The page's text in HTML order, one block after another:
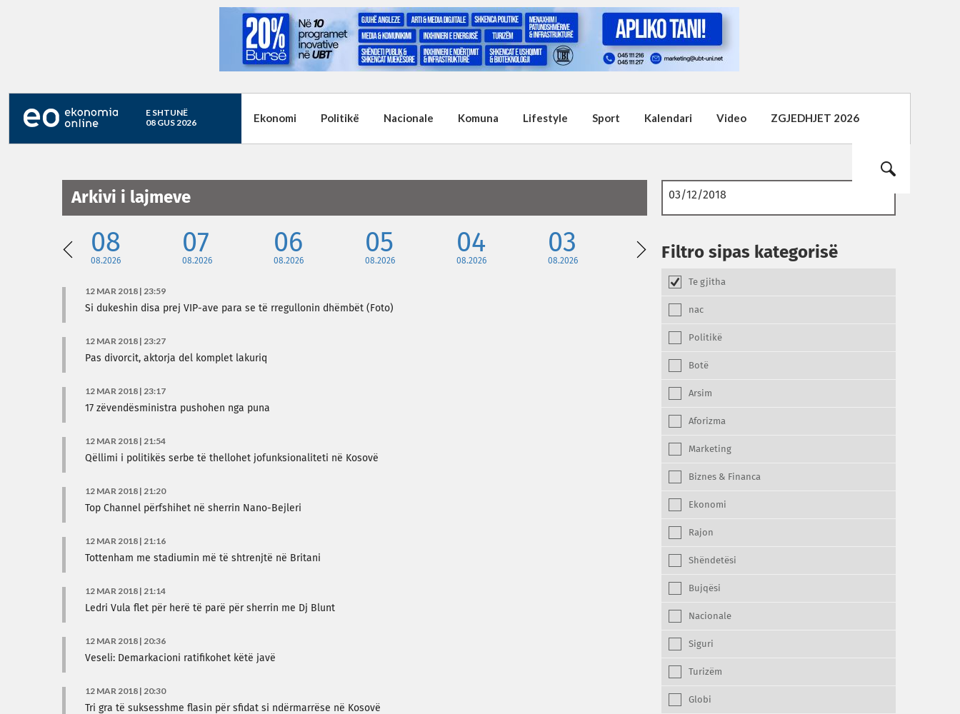
E SHTUNË
08 GUS 2026
Ekonomi Politikë Nacionale Komuna Lifestyle Sport Kalendari Video ZGJEDHJET 2026
Arkivi i lajmeve
08
08.2026
07
08.2026
06
08.2026
05
08.2026
04
08.2026
03
08.2026
02 01
12 MAR 2018 | 23:59
Si dukeshin disa prej VIP-ave para se të rregullonin dhëmbët (Foto)
12 MAR 2018 | 23:27
Pas divorcit, aktorja del komplet lakuriq
12 MAR 2018 | 23:17
17 zëvendësministra pushohen nga puna
12 MAR 2018 | 21:54
Qëllimi i politikës serbe të thellohet jofunksionaliteti në Kosovë
12 MAR 2018 | 21:20
Top Channel përfshihet në sherrin Nano-Bejleri
12 MAR 2018 | 21:16
Tottenham me stadiumin më të shtrenjtë në Britani
12 MAR 2018 | 21:14
Ledri Vula flet për herë të parë për sherrin me Dj Blunt
12 MAR 2018 | 20:36
Veseli: Demarkacioni ratifikohet këtë javë
12 MAR 2018 | 20:30
Tri gra të suksesshme flasin për sfidat si ndërmarrëse në Kosovë
Filtro sipas kategorisë
Te gjitha
nac
Politikë
Botë
Arsim
Aforizma
Marketing
Biznes & Financa
Ekonomi
Rajon
Shëndetësi
Bujqësi
Nacionale
Siguri
Turizëm
Globi